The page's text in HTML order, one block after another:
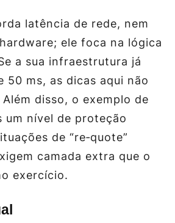
latência de rede, nem
ele foca na lógica
a sua infraestrutura já
50 ms, as dicas aqui não
disso, o exemplo de
um nível de proteção
de “re‑quote”
camada extra que o
exercício.